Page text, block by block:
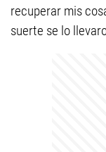
recuperar mis
suerte se lo